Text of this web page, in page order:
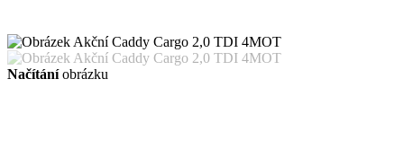
Načítáníobrázku